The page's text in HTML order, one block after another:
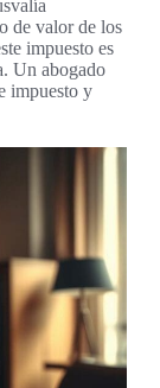
de valor de los
impuesto es
Un abogado
impuesto y